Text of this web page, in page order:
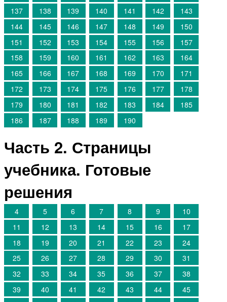
137
138 139 140 141 142
143
144
145 146 147 148 149
150
151
152 153 154 155 156
157
158
159 160 161 162 163
164
165
166 167 168 169 170
171
172
173 174 175 176 177
178
179
180 181 182 183 184
185
186
187 188 189 190
Часть 2. Страницы
учебника. Готовые
решения
4 5 6 7 8 9
10
11
12 13 14 15 16
17
18
19 20 21 22 23
24
25
26 27 28 29 30
31
32
33 34 35 36 37
38
39
40 41 42 43 44
45